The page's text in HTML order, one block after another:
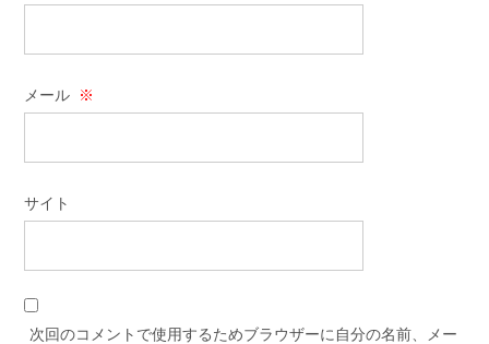
メール ※
サイト
次回のコメントで使用するためブラウザーに自分の名前、メー